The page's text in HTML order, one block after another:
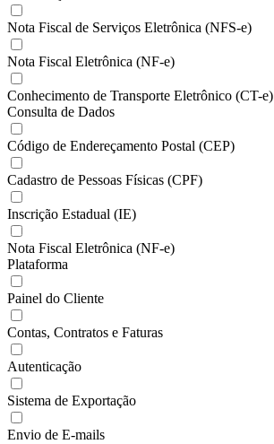
Nota Fiscal de Serviços Eletrônica (NFS-e)
Nota Fiscal Eletrônica (NF-e)
Conhecimento de Transporte Eletrônico (CT-e)
Consulta de Dados
Código de Endereçamento Postal (CEP)
Cadastro de Pessoas Físicas (CPF)
Inscrição Estadual (IE)
Nota Fiscal Eletrônica (NF-e)
Plataforma
Painel do Cliente
Contas, Contratos e Faturas
Autenticação
Sistema de Exportação
Envio de E-mails